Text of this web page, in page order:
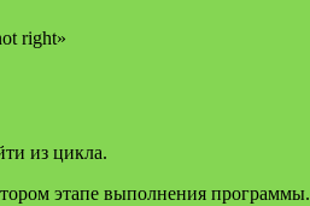
right»
из цикла.
этапе выполнения программы.